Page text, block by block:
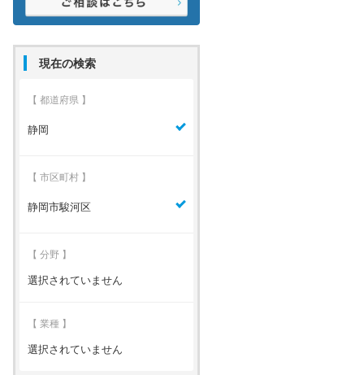
現在の検索
【 都道府県 】
静岡
【 市区町村 】
静岡市駿河区
【 分野 】
選択されていません
【 業種 】
選択されていません